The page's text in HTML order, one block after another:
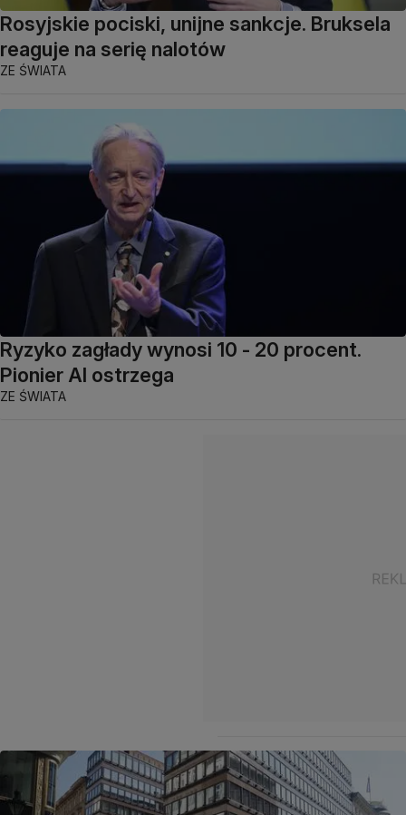
Rosyjskie pociski, unijne sankcje. Bruksela
reaguje na serię nalotów
ZE ŚWIATA
Ryzyko zagłady wynosi 10 - 20 procent.
Pionier AI ostrzega
ZE ŚWIATA